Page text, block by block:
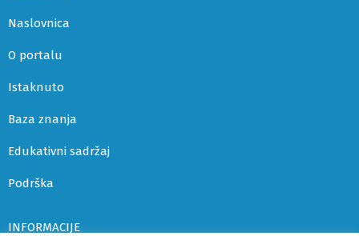
Naslovnica
O portalu
Istaknuto
Baza znanja
Edukativni sadržaj
Podrška
INFORMACIJE